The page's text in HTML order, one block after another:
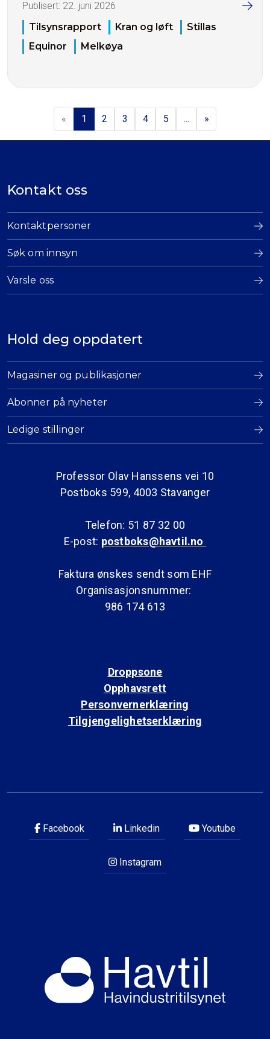
Publisert: 22. juni 2026
Tilsynsrapport
Kran og løft
Stillas
Equinor
Melkøya
« 1 2 3 4 5 ... »
Kontakt oss
Kontaktpersoner
Søk om innsyn
Varsle oss
Hold deg oppdatert
Magasiner og publikasjoner
Abonner på nyheter
Ledige stillinger
Professor Olav Hanssens vei 10
Postboks 599, 4003 Stavanger
Telefon: 51 87 32 00
E-post: postboks@havtil.no
Faktura ønskes sendt som EHF
Organisasjonsnummer:
986 174 613
Droppsone
Opphavsrett
Personvernerklæring
Tilgjengelighetserklæring
Facebook Linkedin Youtube
Instagram